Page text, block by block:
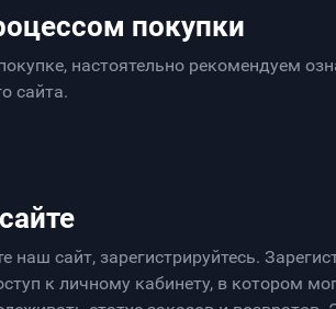
покупки
настоятельно рекомендуем
сайта.
наш сайт, зарегистрируйтесь.
к личному кабинету, в котором